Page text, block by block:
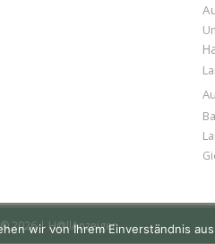
2026 | H@llAnzeiger
wir von Ihrem Einverständnis